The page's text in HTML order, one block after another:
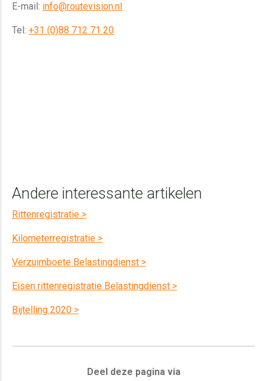
E-mail: info@routevision.nl
Tel: +31 (0)88 712 71 20
Andere interessante artikelen
Rittenregistratie >
Kilometerregistratie >
Verzuimboete Belastingdienst >
Eisen rittenregistratie Belastingdienst >
Bijtelling 2020 >
Deel deze pagina via